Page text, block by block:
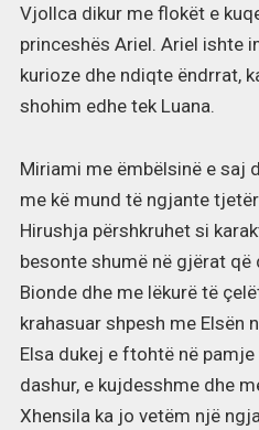
Vjollca dikur me flokët e
princeshës Ariel. Ariel ishte
kurioze dhe ndiqte ëndrrat,
shohim edhe tek Luana.
Miriami me ëmbëlsinë e saj
me kë mund të ngjante
Hirushja përshkruhet si
besonte shumë në gjërat që
Bionde dhe me lëkurë të
krahasuar shpesh me Elsën
Elsa dukej e ftohtë në
dashur, e kujdesshme dhe
Xhensila ka jo vetëm një